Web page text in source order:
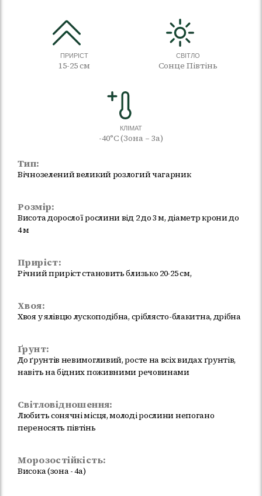
ПРИРІСТ
15-25 см
СВІТЛО
Сонце Півтінь
КЛІМАТ
-40°C (Зона – 3а)
Тип:
Вічнозелений великий розлогий чагарник
Розмір:
Висота дорослої рослини від 2 до 3 м, діаметр крони до
4 м
Приріст:
Річний приріст становить близько 20-25 см,
Хвоя:
Хвоя у ялівцю лускоподібна, сріблясто-блакитна, дрібна
Ґрунт:
До ґрунтів невимогливий, росте на всіх видах ґрунтів,
навіть на бідних поживними речовинами
Світловідношення:
Любить сонячні місця, молоді рослини непогано
переносять півтінь
Морозостійкість:
Висока (зона - 4a)